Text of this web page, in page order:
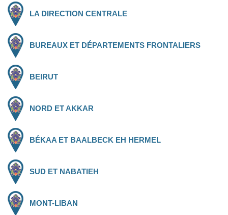
LA DIRECTION CENTRALE
BUREAUX ET DÉPARTEMENTS FRONTALIERS
BEIRUT
NORD ET AKKAR
BÉKAA ET BAALBECK EH HERMEL
SUD ET NABATIEH
MONT-LIBAN